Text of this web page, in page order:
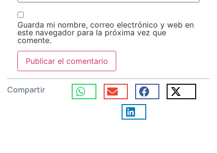
Guarda mi nombre, correo electrónico y web en
este navegador para la próxima vez que
comente.
Compartir